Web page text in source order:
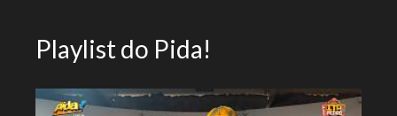
Playlist do Pida!